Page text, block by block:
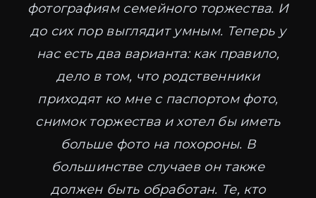
фотографиям семейного торжества. И
до сих пор выглядит умным. Теперь у
нас есть два варианта: как правило,
дело в том, что родственники
приходят ко мне с паспортом фото,
снимок торжества и хотел бы иметь
больше фото на похороны. В
большинстве случаев он также
должен быть обработан. Те, кто